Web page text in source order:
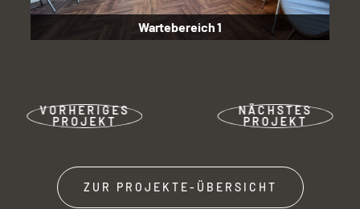
Wartebereich 1
VORHERIGES
PROJEKT
ZUR PROJEKTE-ÜBERSICHT
NÄCHSTES
PROJEKT